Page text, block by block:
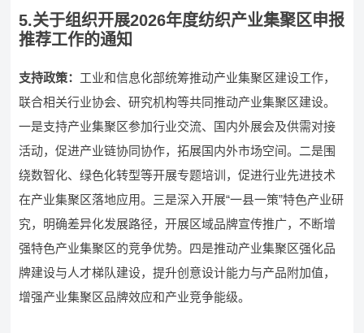
5.关于组织开展2026年度纺织产业集聚区申报
推荐工作的通知
支持政策： 工业和信息化部统筹推动产业集聚区建设工作，
联合相关行业协会、研究机构等共同推动产业集聚区建设。
一是支持产业集聚区参加行业交流、国内外展会及供需对接
活动，促进产业链协同协作，拓展国内外市场空间。二是围
绕数智化、绿色化转型等开展专题培训，促进行业先进技术
在产业集聚区落地应用。三是深入开展“一县一策”特色产业研
究，明确差异化发展路径，开展区域品牌宣传推广，不断增
强特色产业集聚区的竞争优势。四是推动产业集聚区强化品
牌建设与人才梯队建设，提升创意设计能力与产品附加值，
增强产业集聚区品牌效应和产业竞争能级。